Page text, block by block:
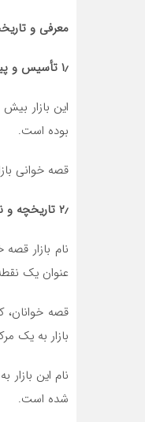
معرفی و
۱٫ تأسیس و پیشینه تاریخی:
بوده است.
قصه خوانی
۲٫ تاریخچه و نامگذاری:
نام بازار
عنوان یک
قصه خوانان،
بازار به یک
نام این
شده است.